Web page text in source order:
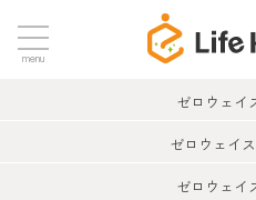
menu
ゼロウェイ
ゼロウェイ
ゼロウェイ